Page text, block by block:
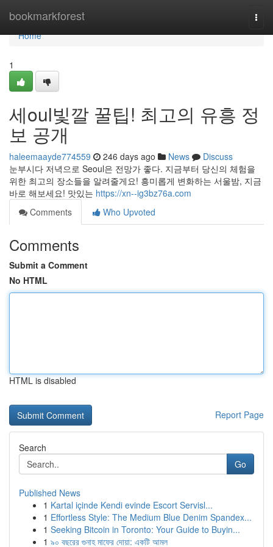
bookmarkforest
Home
Home
1
세oul빛깔 꿀팁! 최고의 유흥 정
보 공개
haleemaayde774559 246 days ago News
Discuss
눈부시다 저녁으로 Seoul은 전망가 좋다. 지금부터 당신의 체험을
위한 최고의 장소들을 알려줄게요! 흥미롭게 변화하는 서울밤, 지금
바로 해보세요! 맛있는 https://xn--ig3bz76a.com
Comments
Who Upvoted
Comments
Submit a Comment
No HTML
HTML is disabled
Report Page
Search
Go
Published News
1 Kartal içinde Kendi evinde Escort Servisl...
1 Effortless Style: The Medium Blue Denim Spandex...
1 Seeking Bitcoin in Toronto: Your Guide to Buyin...
1 ৯০ বছরের গুনাহ মাফের দোয়া: একটি আমল